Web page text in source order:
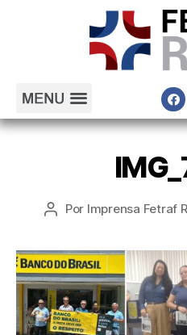
Por Imprensa Fetraf